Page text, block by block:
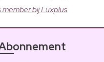
member bij Luxplus